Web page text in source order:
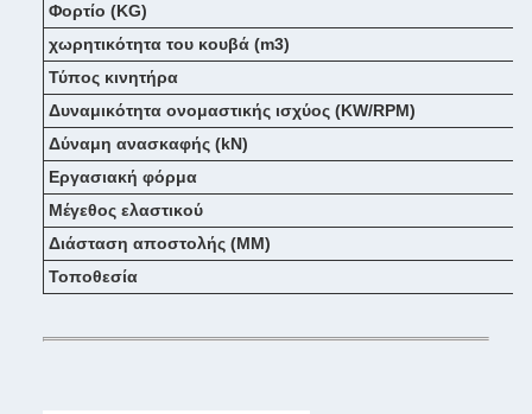
Φορτίο (KG)
χωρητικότητα του κουβά (m3)
Τύπος κινητήρα
Δυναμικότητα ονομαστικής ισχύος (KW/RPM)
Δύναμη ανασκαφής (kN)
Εργασιακή φόρμα
Μέγεθος ελαστικού
Διάσταση αποστολής (MM)
Τοποθεσία